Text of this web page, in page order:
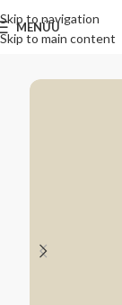
Skip to navigation
Skip to main content
MENÜÜ